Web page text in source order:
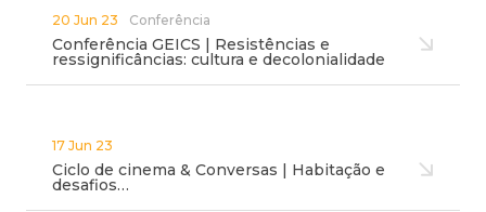
20 Jun 23 Conferência
Conferência GEICS | Resistências e
ressignificâncias: cultura e decolonialidade
17 Jun 23
Ciclo de cinema & Conversas | Habitação e
desafios…